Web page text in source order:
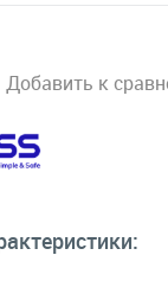
Добавить к